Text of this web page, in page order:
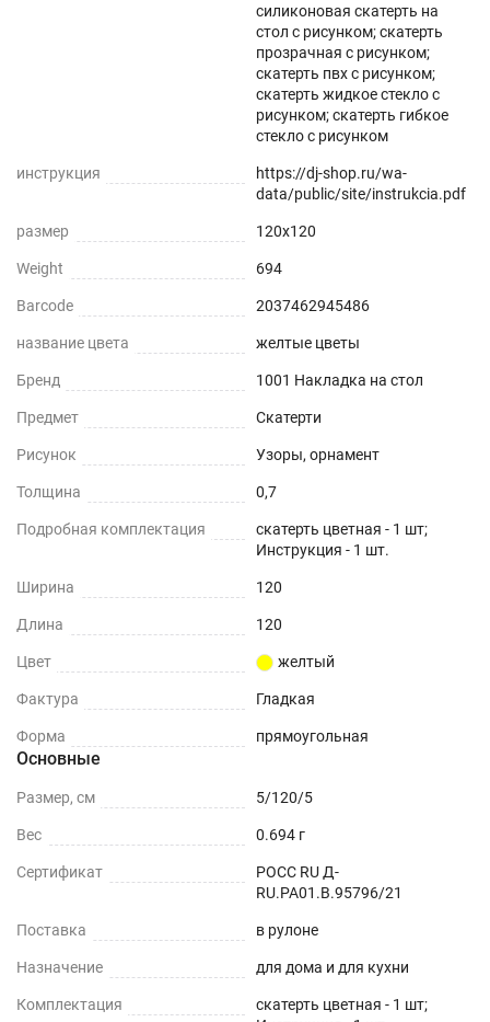
силиконовая скатерть на
стол с рисунком; скатерть
прозрачная с рисунком;
скатерть пвх с рисунком;
скатерть жидкое стекло с
рисунком; скатерть гибкое
стекло с рисунком
инструкция
https://dj-shop.ru/wa-
data/public/site/instrukcia.pdf
размер 120x120
Weight 694
Barcode 2037462945486
название цвета желтые цветы
Бренд 1001 Накладка на стол
Предмет Скатерти
Рисунок Узоры, орнамент
Толщина 0,7
Подробная комплектация
скатерть цветная - 1 шт;
Инструкция - 1 шт.
Ширина 120
Длина 120
Цвет желтый
Фактура Гладкая
Форма прямоугольная
Основные
Размер, см 5/120/5
Вес 0.694 г
Сертификат
РОСС RU Д-
RU.РА01.В.95796/21
Поставка в рулоне
Назначение для дома и для кухни
Комплектация
скатерть цветная - 1 шт;